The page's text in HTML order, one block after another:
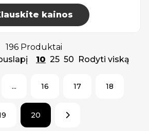
kainos
196 Produktai
10 25 50 Rodyti viską
... 16 17 18
20